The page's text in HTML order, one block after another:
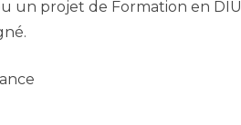
un projet de Formation en DIU